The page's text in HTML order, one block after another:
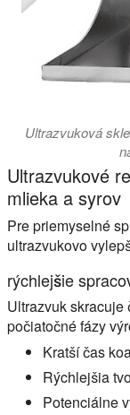
Ultrazvuková
Ultrazvukové
mlieka a syrov
Pre priemyselné
ultrazvukovo
rýchlejšie
Ultrazvuk
počiatočné fázy
Kratší čas
Rýchlejšia
Potenciálne